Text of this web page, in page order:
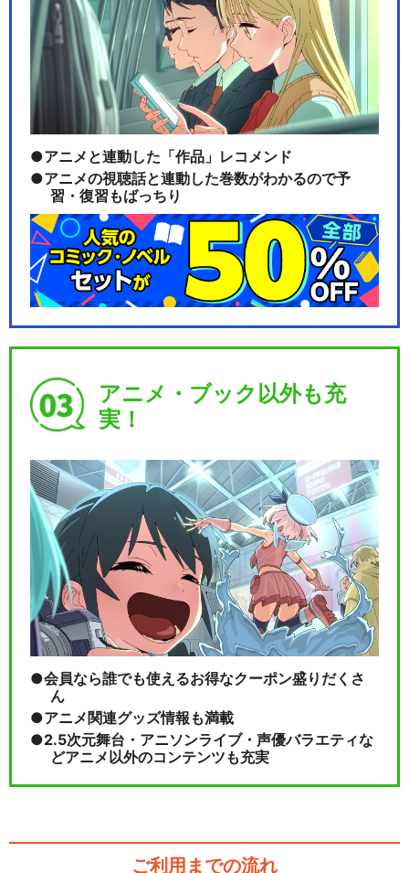
アニメと連動した「作品」レコメンド
アニメの視聴話と連動した巻数がわかるので予
習・復習もばっちり
アニメ・ブック以外も充
実！
会員なら誰でも使えるお得なクーポン盛りだくさ
ん
アニメ関連グッズ情報も満載
2.5次元舞台・アニソンライブ・声優バラエティな
どアニメ以外のコンテンツも充実
ご利用までの流れ